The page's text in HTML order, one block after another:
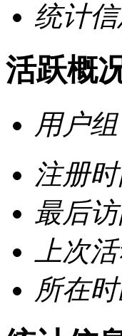
统计
活跃概
用户组
注册
最后
上次
所在